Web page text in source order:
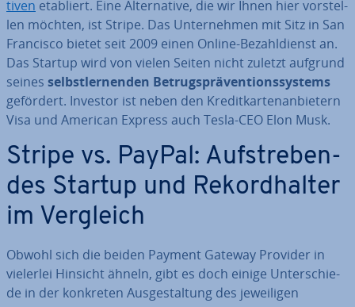
ti­ven etabliert. Eine Al­ter­na­ti­ve, die wir Ihnen hier vor­stel­
len möchten, ist Stripe. Das Un­ter­neh­men mit Sitz in San
Francisco bietet seit 2009 einen Online-Be­zahl­dienst an.
Das Startup wird von vielen Seiten nicht zuletzt aufgrund
seines selbst­ler­nen­den Be­trugs­prä­ven­ti­ons­sys­tems
gefördert. Investor ist neben den Kre­dit­kar­ten­an­bie­tern
Visa und American Express auch Tesla-CEO Elon Musk.
Stripe vs. PayPal: Auf­stre­ben­
des Startup und Re­kord­hal­ter
im Vergleich
Obwohl sich die beiden Payment Gateway Provider in
vielerlei Hinsicht ähneln, gibt es doch einige Un­ter­schie­
de in der konkreten Aus­ge­stal­tung des je­wei­li­gen